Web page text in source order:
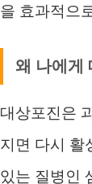
을 효과적으
왜 나에게
대상포진은
지면 다시 활
있는 질병인